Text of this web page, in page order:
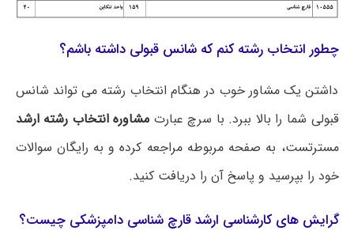
چطور انتخاب رشته کنم که شانس قبولی داشته باشم؟
داشتن یک مشاور خوب در هنگام انتخاب رشته می تواند شانس
قبولی شما را بالا ببرد. با سرچ عبارت مشاوره انتخاب رشته ارشد
مسترتست، به صفحه مربوطه مراجعه کرده و به رایگان سوالات
خود را بپرسید و پاسخ آن را دریافت کنید.
گرایش های کارشناسی ارشد قارچ شناسی دامپزشکی چیست؟